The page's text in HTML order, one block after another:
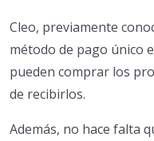
Cleo, previamente
método de pago único
pueden comprar los
de recibirlos.
Además, no hace falta